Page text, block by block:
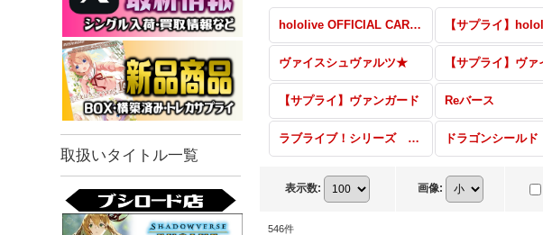
取扱いタイトル一覧
hololive OFFICIAL CARD GAME
ヴァイスシュヴァルツ★
【サプライ】ヴァンガード Reバース
ラブライブ！シリーズ オフィシャルカードゲーム ドラゴンシールド
表示数: 画像:
546件